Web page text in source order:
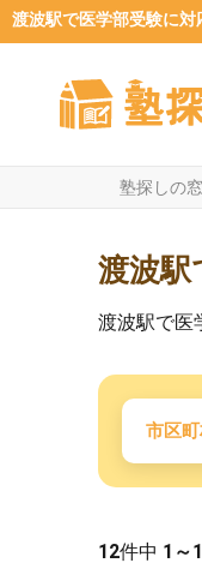
渡波駅で医学部受験に対
塾探しの
渡波駅
渡波駅で医
市区
12件中 1～